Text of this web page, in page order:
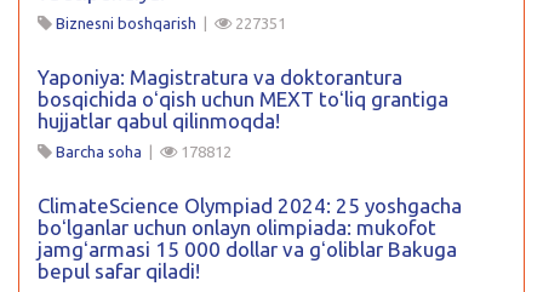
Biznesni boshqarish 227351
Yaponiya: Magistratura va doktorantura
bosqichida oʻqish uchun MEXT toʻliq grantiga
hujjatlar qabul qilinmoqda!
Barcha soha 178812
ClimateScience Olympiad 2024: 25 yoshgacha
boʻlganlar uchun onlayn olimpiada: mukofot
jamgʻarmasi 15 000 dollar va gʻoliblar Bakuga
bepul safar qiladi!